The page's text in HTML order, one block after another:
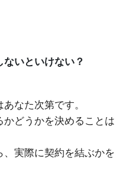
いといけない？
なた次第です。
かどうかを決めることは
、実際に契約を結ぶかを